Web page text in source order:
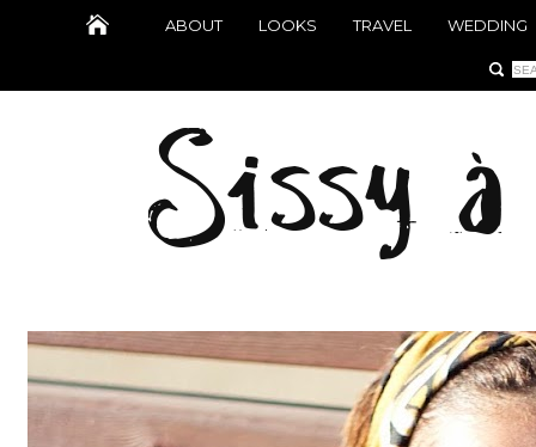
ABOUT LOOKS TRAVEL WEDDING